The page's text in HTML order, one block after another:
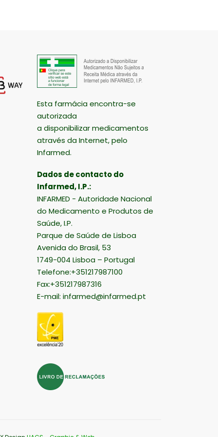
Esta farmácia encontra-se
autorizada
a disponibilizar medicamentos
através da Internet, pelo
Infarmed.
Dados de contacto do
Infarmed, I.P.:
INFARMED - Autoridade Nacional
do Medicamento e Produtos de
Saúde, I.P.
Parque de Saúde de Lisboa
Avenida do Brasil, 53
1749-004 Lisboa – Portugal
Telefone:+351217987100
Fax:+351217987316
E-mail: infarmed@infarmed.pt